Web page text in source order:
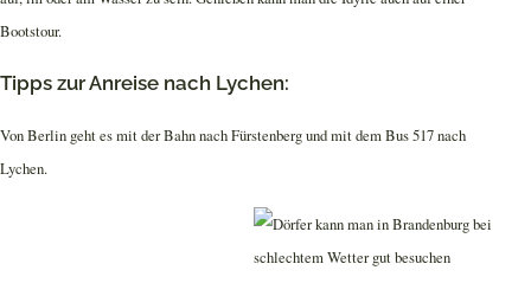
Bootstour.
Tipps zur Anreise nach Lychen:
Von Berlin geht es mit der Bahn nach Fürstenberg und mit dem Bus 517 nach
Lychen.